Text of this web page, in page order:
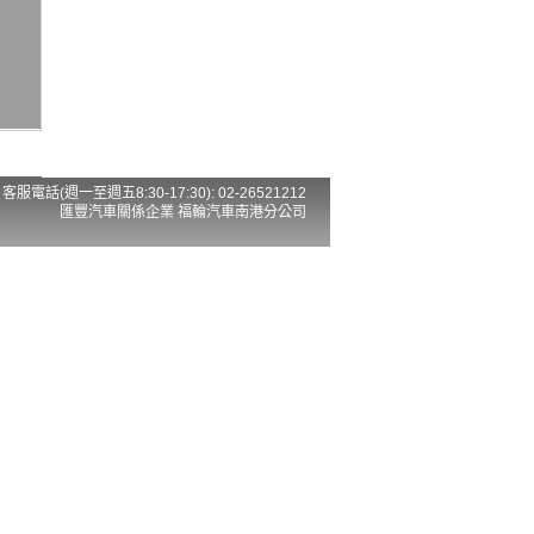
客服電話(週一至週五8:30-17:30): 02-26521212
匯豐汽車關係企業 福輪汽車南港分公司